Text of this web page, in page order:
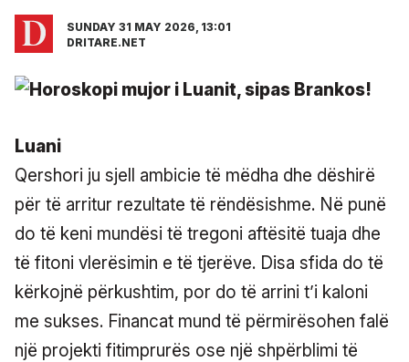
SUNDAY 31 MAY 2026, 13:01
DRITARE.NET
Luani
Qershori ju sjell ambicie të mëdha dhe dëshirë
për të arritur rezultate të rëndësishme. Në punë
do të keni mundësi të tregoni aftësitë tuaja dhe
të fitoni vlerësimin e të tjerëve. Disa sfida do të
kërkojnë përkushtim, por do të arrini t’i kaloni
me sukses. Financat mund të përmirësohen falë
një projekti fitimprurës ose një shpërblimi të